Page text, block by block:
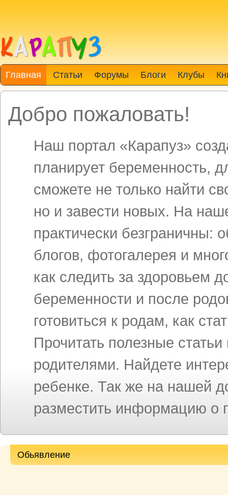
Главная Статьи Форумы Блоги Клубы
Добро пожаловать!
Наш портал «Карапуз»
планирует беременность,
сможете не только найти
но и завести новых. На
практически
блогов, фотогалерея и
как следить за здоровьем
беременности и после
готовиться к родам, как
Прочитать полезные
родителями. Найдете
ребенке. Так же на нашей
разместить информацию о
Обьявление